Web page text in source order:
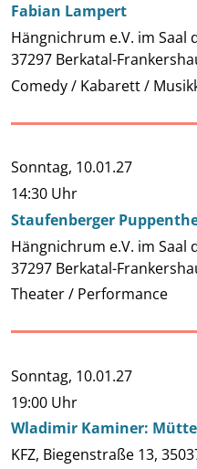
Fabian Lampert
Hängnichrum e.V. im Saal
37297 Berkatal-
Comedy / Kabarett /
Sonntag, 10.01.27
14:30 Uhr
Staufenberger
Hängnichrum e.V. im Saal
37297 Berkatal-
Theater / Performance
Sonntag, 10.01.27
19:00 Uhr
Wladimir Kaminer:
KFZ, Biegenstraße 13,